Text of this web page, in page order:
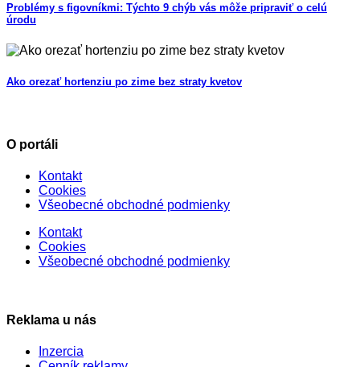
Problémy s figovníkmi: Týchto 9 chýb vás môže pripraviť o celú
úrodu
Ako orezať hortenziu po zime bez straty kvetov
O portáli
Kontakt
Cookies
Všeobecné obchodné podmienky
Kontakt
Cookies
Všeobecné obchodné podmienky
Reklama u nás
Inzercia